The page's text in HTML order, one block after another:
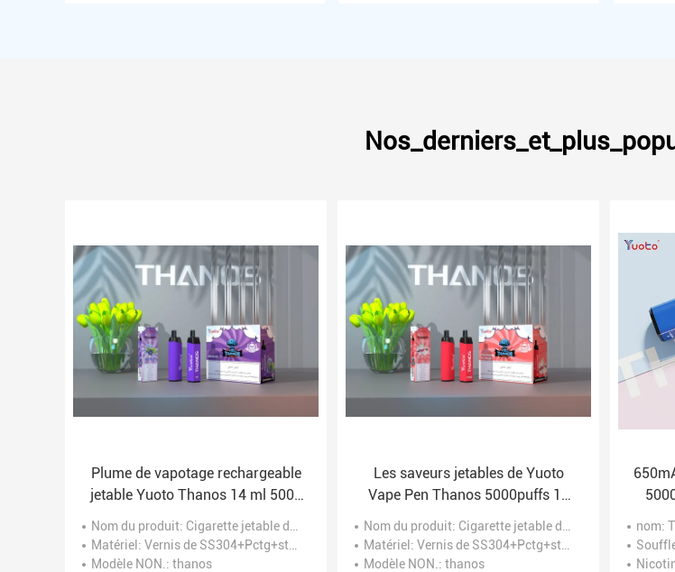
Plume de vapotage rechargeable
jetable Yuoto Thanos 14 ml 5000
bouffées filet de bobine Elfe Bar
perdu Mary
Nom du produit: Cigarette jetable d'E
Matériel : Vernis de SS304+Pctg+stoving
Modèle NON. : thanos
Les saveurs jetables de Yuoto
Vape Pen Thanos 5000puffs 19
soufflent plus l'OEM en gros
d'Ecig de nicotine de sel de XXL
0%/2%/5%
Nom du produit: Cigarette jetable d'E
Matériel : Vernis de SS304+Pctg+stoving
Modèle NON. : thanos
nom: